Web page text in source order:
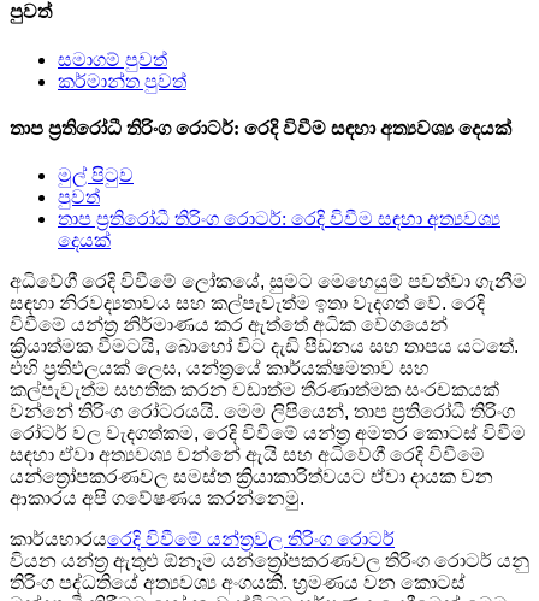
පුවත්
සමාගම් පුවත්
කර්මාන්ත පුවත්
තාප ප්‍රතිරෝධී තිරිංග රොටර්: රෙදි විවීම සඳහා අත්‍යවශ්‍ය දෙයක්
මුල් පිටුව
පුවත්
තාප ප්‍රතිරෝධී තිරිංග රොටර්: රෙදි විවීම සඳහා අත්‍යවශ්‍ය
දෙයක්
අධිවේගී රෙදි විවීමේ ලෝකයේ, සුමට මෙහෙයුම් පවත්වා ගැනීම
සඳහා නිරවද්‍යතාවය සහ කල්පැවැත්ම ඉතා වැදගත් වේ. රෙදි
විවීමේ යන්ත්‍ර නිර්මාණය කර ඇත්තේ අධික වේගයෙන්
ක්‍රියාත්මක වීමටයි, බොහෝ විට දැඩි පීඩනය සහ තාපය යටතේ.
එහි ප්‍රතිඵලයක් ලෙස, යන්ත්‍රයේ කාර්යක්ෂමතාව සහ
කල්පැවැත්ම සහතික කරන වඩාත්ම තීරණාත්මක සංරචකයක්
වන්නේ තිරිංග රෝටරයයි. මෙම ලිපියෙන්, තාප ප්‍රතිරෝධී තිරිංග
රෝටර් වල වැදගත්කම, රෙදි විවීමේ යන්ත්‍ර අමතර කොටස් විවීම
සඳහා ඒවා අත්‍යවශ්‍ය වන්නේ ඇයි සහ අධිවේගී රෙදි විවීමේ
යන්ත්‍රෝපකරණවල සමස්ත ක්‍රියාකාරිත්වයට ඒවා දායක වන
ආකාරය අපි ගවේෂණය කරන්නෙමු.
කාර්යභාරයරෙදි විවීමේ යන්ත්‍රවල තිරිංග රොටර්
වියන යන්ත්‍ර ඇතුළු ඕනෑම යන්ත්‍රෝපකරණවල තිරිංග රොටර් යනු
තිරිංග පද්ධතියේ අත්‍යවශ්‍ය අංගයකි. භ්‍රමණය වන කොටස්